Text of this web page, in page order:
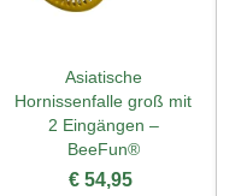
Asiatische
Hornissenfalle groß mit
2 Eingängen –
BeeFun®
€ 54,95